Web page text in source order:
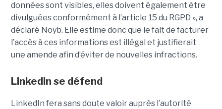
données sont visibles, elles doivent également être
divulguées conformément à l’article 15 du RGPD », a
déclaré Noyb. Elle estime donc que le fait de facturer
l’accès à ces informations est illégal et justifierait
une amende afin d’éviter de nouvelles infractions.
Linkedin se défend
LinkedIn fera sans doute valoir auprès l’autorité